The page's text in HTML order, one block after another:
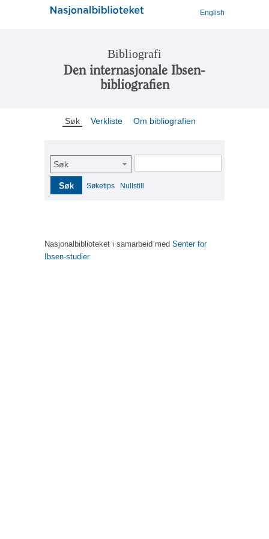
English
Bibliografi
Den internasjonale Ibsen-
bibliografien
Søk Verkliste Om bibliografien
Søk
Søk Søketips Nullstill
Nasjonalbiblioteket i samarbeid med Senter for
Ibsen-studier